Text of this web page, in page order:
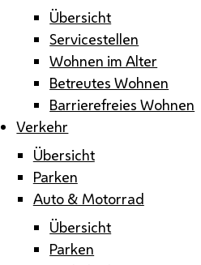
Übersicht
Servicestellen
Wohnen im Alter
Betreutes Wohnen
Barrierefreies Wohnen
Verkehr
Übersicht
Parken
Auto & Motorrad
Übersicht
Parken